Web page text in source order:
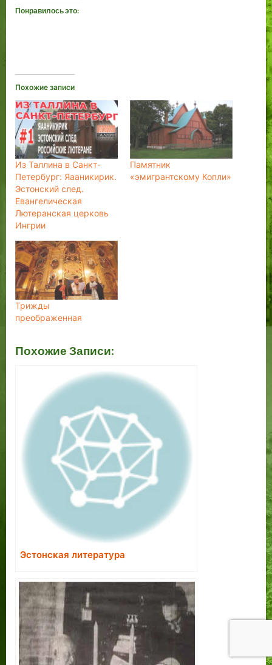
Понравилось это:
Похожие записи
Из Таллина в Санкт-
Петербург: Яааникирик.
Эстонский след.
Евангелическая
Лютеранская церковь
Ингрии
Памятник
«эмигрантскому Копли»
Трижды
преображенная
Похожие Записи:
Эстонская литература